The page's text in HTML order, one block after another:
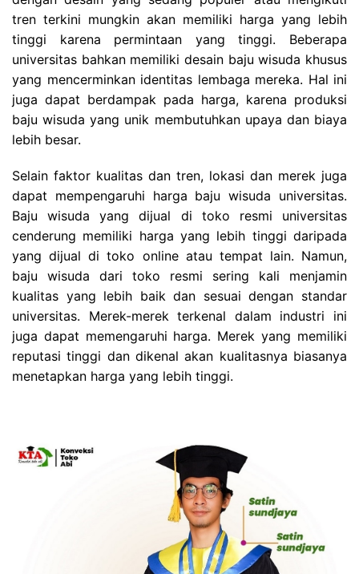
tren terkini mungkin akan memiliki harga yang lebih
tinggi karena permintaan yang tinggi. Beberapa
universitas bahkan memiliki desain baju wisuda khusus
yang mencerminkan identitas lembaga mereka. Hal ini
juga dapat berdampak pada harga, karena produksi
baju wisuda yang unik membutuhkan upaya dan biaya
lebih besar.
Selain faktor kualitas dan tren, lokasi dan merek juga
dapat mempengaruhi harga baju wisuda universitas.
Baju wisuda yang dijual di toko resmi universitas
cenderung memiliki harga yang lebih tinggi daripada
yang dijual di toko online atau tempat lain. Namun,
baju wisuda dari toko resmi sering kali menjamin
kualitas yang lebih baik dan sesuai dengan standar
universitas. Merek-merek terkenal dalam industri ini
juga dapat memengaruhi harga. Merek yang memiliki
reputasi tinggi dan dikenal akan kualitasnya biasanya
menetapkan harga yang lebih tinggi.